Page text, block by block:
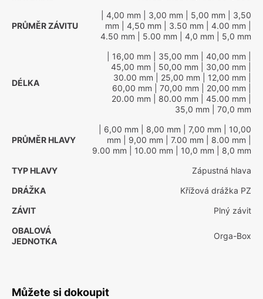
PRŮMĚR ZÁVITU
| 4,00 mm | 3,00 mm | 5,00 mm | 3,50
mm | 4,50 mm | 3.50 mm | 4.00 mm
4.50 mm | 5.00 mm | 4,0 mm | 5,0 mm
DÉLKA
| 16,00 mm | 35,00 mm | 40,00 mm
45,00 mm | 50,00 mm | 30,00 mm
30.00 mm | 25,00 mm | 12,00 mm
60,00 mm | 70,00 mm | 20,00 mm
20.00 mm | 80.00 mm | 45.00 mm
35,0 mm | 70,0 mm
PRŮMĚR HLAVY
| 6,00 mm | 8,00 mm | 7,00 mm | 10,00
mm | 9,00 mm | 7.00 mm | 8.00 mm
9.00 mm | 10.00 mm | 10,0 mm | 8,0 mm
TYP HLAVY
Zápustná hlava
DRÁŽKA
Křížová drážka PZ
ZÁVIT
Plný závit
OBALOVÁ
JEDNOTKA
Orga-Box
Můžete si dokoupit